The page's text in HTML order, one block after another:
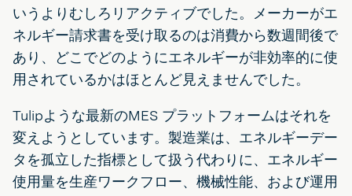
いうよりむしろリアクティブでした。メーカーがエ
ネルギー請求書を受け取るのは消費から数週間後で
あり、どこでどのようにエネルギーが非効率的に使
用されているかはほとんど見えませんでした。
Tulipような最新のMES プラットフォームはそれを
変えようとしています。製造業は、エネルギーデー
タを孤立した指標として扱う代わりに、エネルギー
使用量を生産ワークフロー、機械性能、および運用